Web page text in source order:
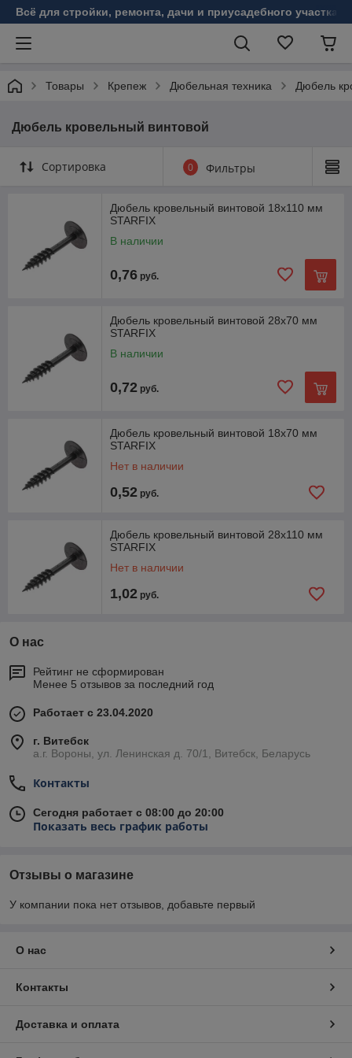
Всё для стройки, ремонта, дачи и приусадебного участка!
Товары Крепеж Дюбельная техника Дюбель
Дюбель кровельный винтовой
Сортировка 0 Фильтры
Дюбель кровельный винтовой 18х110 мм
STARFIX
В наличии
0,76 руб.
Дюбель кровельный винтовой 28х70 мм
STARFIX
В наличии
0,72 руб.
Дюбель кровельный винтовой 18х70 мм
STARFIX
Нет в наличии
0,52 руб.
Дюбель кровельный винтовой 28х110 мм
STARFIX
Нет в наличии
1,02 руб.
О нас
Рейтинг не сформирован
Менее 5 отзывов за последний год
Работает с 23.04.2020
г. Витебск
а.г. Вороны, ул. Ленинская д. 70/1, Витебск, Беларусь
Контакты
Сегодня работает с 08:00 до 20:00
Показать весь график работы
Отзывы о магазине
У компании пока нет отзывов, добавьте первый
О нас
Контакты
Доставка и оплата